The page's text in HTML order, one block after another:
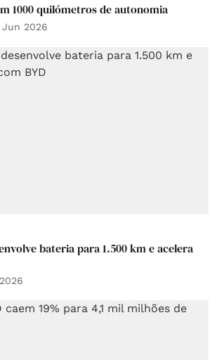
1000 quilómetros de autonomia
Jun 2026
bateria para 1.500 km e acelera